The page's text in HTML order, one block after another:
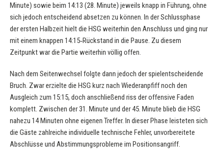
Minute) sowie beim 14:13 (28. Minute) jeweils knapp in Führung, ohne
sich jedoch entscheidend absetzen zu können. In der Schlussphase
der ersten Halbzeit hielt die HSG weiterhin den Anschluss und ging nur
mit einem knappen 14:15‑Rückstand in die Pause. Zu diesem
Zeitpunkt war die Partie weiterhin völlig offen.
Nach dem Seitenwechsel folgte dann jedoch der spielentscheidende
Bruch. Zwar erzielte die HSG kurz nach Wiederanpfiff noch den
Ausgleich zum 15:15, doch anschließend riss der offensive Faden
komplett. Zwischen der 31. Minute und der 45. Minute blieb die HSG
nahezu 14 Minuten ohne eigenen Treffer. In dieser Phase leisteten sich
die Gäste zahlreiche individuelle technische Fehler, unvorbereitete
Abschlüsse und Abstimmungsprobleme im Positionsangriff.